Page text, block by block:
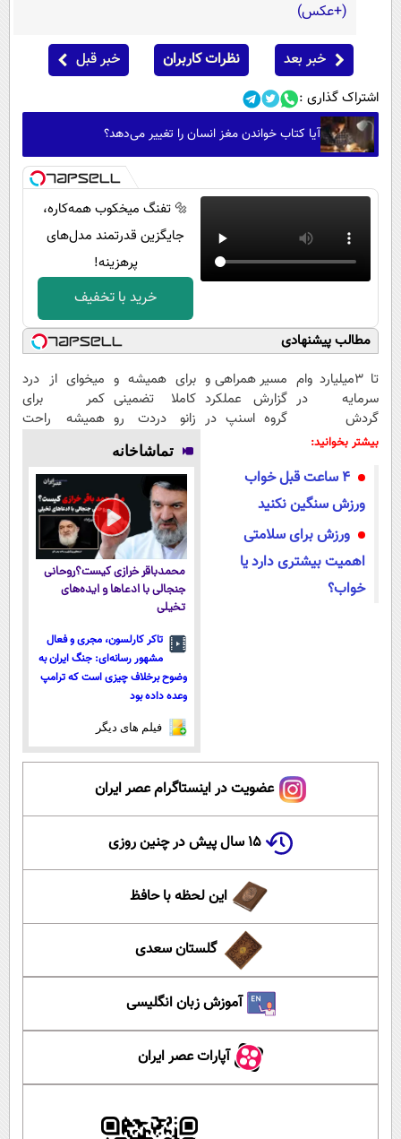
(+عکس)
خبر بعد نظرات کاربران خبر قبل
اشتراک گذاری :
آیا کتاب خواندن مغز انسان را تغییر می‌دهد؟
🔩 تفنگ میخکوب همه‌کاره،
جایگزین قدرتمند مدل‌های
پرهزینه!
خرید با تخفیف
مطالب پیشنهادی
تا 3میلیارد وام
سرمایه در
گردش
فروشندگان =>
ثبت کن
مسیر همراهی و
گزارش عملکرد
گروه اسنپ در
برای همیشه و
کاملا تضمینی
زانو دردت رو
درمان کن ◀
پرسش نامه ▶
میخوای از درد
کمر برای
همیشه راحت
پر کن
بیشتر بخوانید:
۴ ساعت قبل خواب
ورزش سنگین نکنید
ورزش برای سلامتی
اهمیت بیشتری دارد یا
خواب؟
تماشاخانه
محمدباقر خرازی کیست؟روحانی
جنجالی با ادعاها و ایده‌های
تخیلی
تاکر کارلسون، مجری و فعال
مشهور رسانه‌ای: جنگ ایران به
وضوح برخلاف چیزی است که ترامپ
وعده داده بود
فیلم های دیگر
عضویت در اینستاگرام عصر ایران
۱۵ سال پیش در چنین روزی
این لحظه با حافظ
گلستان سعدی
آموزش زبان انگلیسی
آپارات عصر ایران